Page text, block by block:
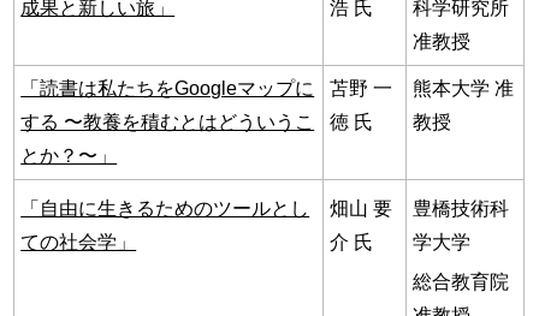
成果と新しい旅」
浩 氏
科学研究所
准教授
「読書は私たちをGoogleマップに
する 〜教養を積むとはどういうこ
とか？〜」
苫野 一
徳 氏
熊本大学 准
教授
「自由に生きるためのツールとし
ての社会学」
畑山 要
介 氏
豊橋技術科
学大学
総合教育院